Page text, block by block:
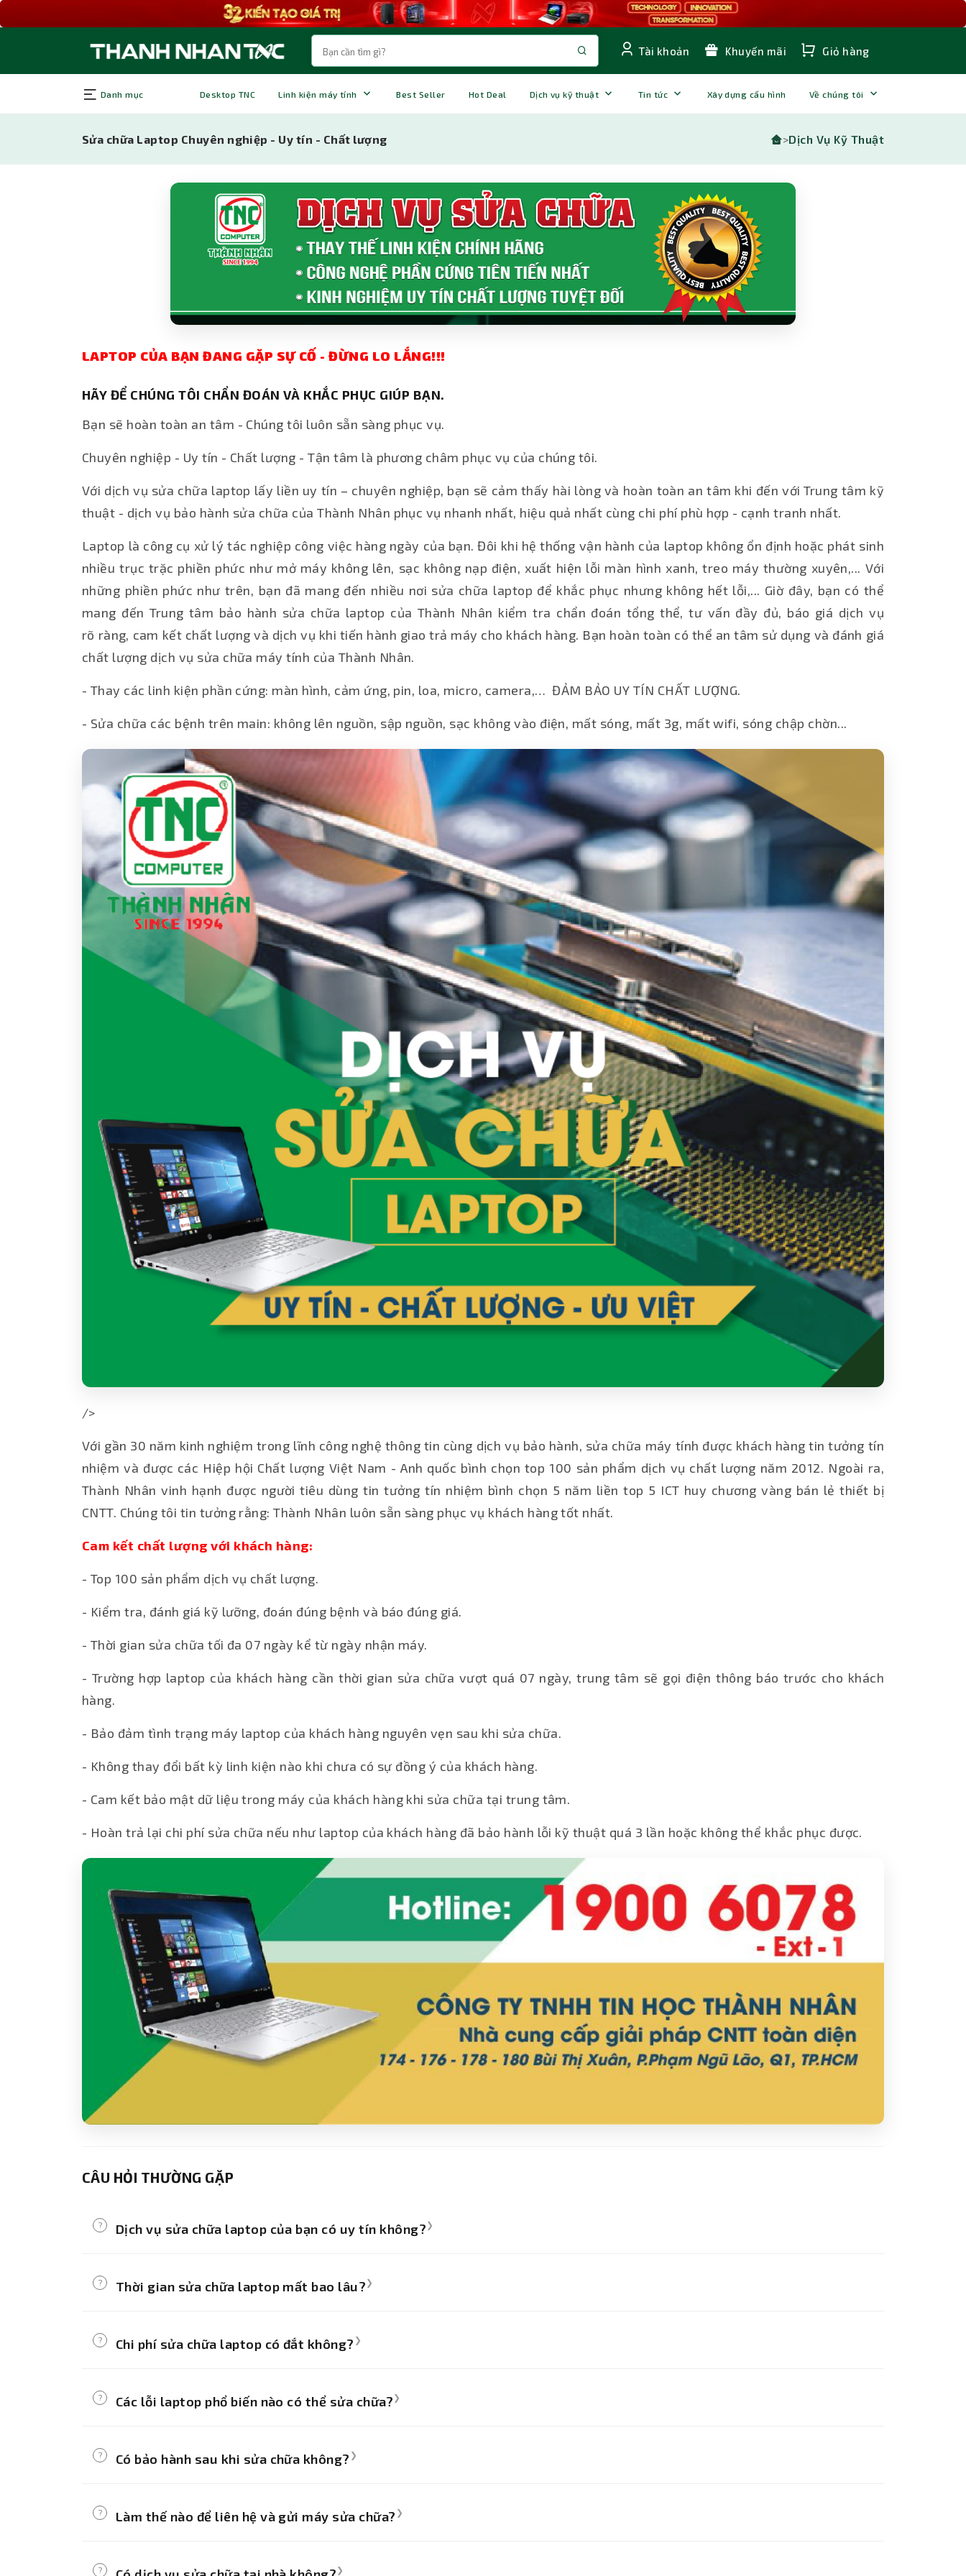
Tài khoản Khuyến mãi Giỏ hàng
Danh mục Desktop TNC Linh kiện máy tính Best Seller Hot Deal Dịch vụ kỹ thuật Tin tức Xây dựng cấu hình Về chúng tôi
Sửa chữa Laptop Chuyên nghiệp - Uy tín - Chất lượng >Dịch Vụ Kỹ Thuật
LAPTOP CỦA BẠN ĐANG GẶP SỰ CỐ - ĐỪNG LO LẮNG!!!
HÃY ĐỂ CHÚNG TÔI CHẨN ĐOÁN VÀ KHẮC PHỤC GIÚP BẠN.
Bạn sẽ hoàn toàn an tâm - Chúng tôi luôn sẵn sàng phục vụ.
Chuyên nghiệp - Uy tín - Chất lượng - Tận tâm là phương châm phục vụ của chúng tôi.
Với dịch vụ sửa chữa laptop lấy liền uy tín – chuyên nghiệp, bạn sẽ cảm thấy hài lòng và hoàn toàn an tâm khi đến với Trung tâm kỹ
thuật - dịch vụ bảo hành sửa chữa của Thành Nhân phục vụ nhanh nhất, hiệu quả nhất cùng chi phí phù hợp - cạnh tranh nhất.
Laptop là công cụ xử lý tác nghiệp công việc hàng ngày của bạn. Đôi khi hệ thống vận hành của laptop không ổn định hoặc phát sinh
nhiều trục trặc phiền phức như mở máy không lên, sạc không nạp điện, xuất hiện lỗi màn hình xanh, treo máy thường xuyên,... Với
những phiền phức như trên, bạn đã mang đến nhiều nơi sửa chữa laptop để khắc phục nhưng không hết lỗi,... Giờ đây, bạn có thể
mang đến Trung tâm bảo hành sửa chữa laptop của Thành Nhân kiểm tra chẩn đoán tổng thể, tư vấn đầy đủ, báo giá dịch vụ
rõ ràng, cam kết chất lượng và dịch vụ khi tiến hành giao trả máy cho khách hàng. Bạn hoàn toàn có thể an tâm sử dụng và đánh giá
chất lượng dịch vụ sửa chữa máy tính của Thành Nhân.
- Thay các linh kiện phần cứng: màn hình, cảm ứng, pin, loa, micro, camera,… ĐẢM BẢO UY TÍN CHẤT LƯỢNG.
- Sửa chữa các bệnh trên main: không lên nguồn, sập nguồn, sạc không vào điện, mất sóng, mất 3g, mất wifi, sóng chập chờn...
/>
Với gần 30 năm kinh nghiệm trong lĩnh công nghệ thông tin cùng dịch vụ bảo hành, sửa chữa máy tính được khách hàng tin tưởng tín
nhiệm và được các Hiệp hội Chất lượng Việt Nam - Anh quốc bình chọn top 100 sản phẩm dịch vụ chất lượng năm 2012. Ngoài ra,
Thành Nhân vinh hạnh được người tiêu dùng tin tưởng tín nhiệm bình chọn 5 năm liền top 5 ICT huy chương vàng bán lẻ thiết bị
CNTT. Chúng tôi tin tưởng rằng: Thành Nhân luôn sẵn sàng phục vụ khách hàng tốt nhất.
Cam kết chất lượng với khách hàng:
- Top 100 sản phẩm dịch vụ chất lượng.
- Kiểm tra, đánh giá kỹ lưỡng, đoán đúng bệnh và báo đúng giá.
- Thời gian sửa chữa tối đa 07 ngày kể từ ngày nhận máy.
- Trường hợp laptop của khách hàng cần thời gian sửa chữa vượt quá 07 ngày, trung tâm sẽ gọi điện thông báo trước cho khách
hàng.
- Bảo đảm tình trạng máy laptop của khách hàng nguyên vẹn sau khi sửa chữa.
- Không thay đổi bất kỳ linh kiện nào khi chưa có sự đồng ý của khách hàng.
- Cam kết bảo mật dữ liệu trong máy của khách hàng khi sửa chữa tại trung tâm.
- Hoàn trả lại chi phí sửa chữa nếu như laptop của khách hàng đã bảo hành lỗi kỹ thuật quá 3 lần hoặc không thể khắc phục được.
CÂU HỎI THƯỜNG GẶP
? Dịch vụ sửa chữa laptop của bạn có uy tín không? ❯
? Thời gian sửa chữa laptop mất bao lâu? ❯
? Chi phí sửa chữa laptop có đắt không? ❯
? Các lỗi laptop phổ biến nào có thể sửa chữa? ❯
? Có bảo hành sau khi sửa chữa không? ❯
? Làm thế nào để liên hệ và gửi máy sửa chữa? ❯
? ❯